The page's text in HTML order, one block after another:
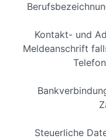
Kontakt- und
Meldeanschrift
Steuerliche